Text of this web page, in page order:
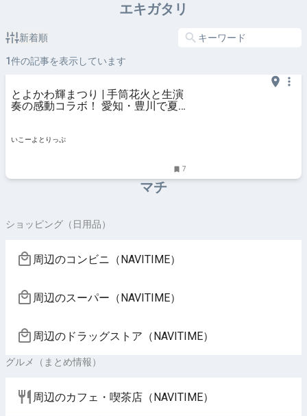
エキガタリ
新着順
1件の記事を表示しています
とよかわ輝まつり | 手筒花火と生演
奏の感動コラボ！ 愛知・豊川で夏
いこーよとりっぷ
7
マチ
ショッピング（日用品）
周辺のコンビニ（NAVITIME）
周辺のスーパー（NAVITIME）
周辺のドラッグストア（NAVITIME）
グルメ（まとめ情報）
周辺のカフェ・喫茶店（NAVITIME）